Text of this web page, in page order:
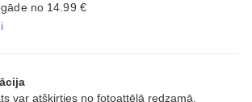
no 14.99 €
var atšķirties no fotoattēlā redzamā.